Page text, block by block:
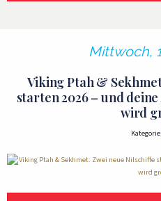
Mittwoch,
Viking Ptah &
starten 2026 – und
wird
Kategorie: